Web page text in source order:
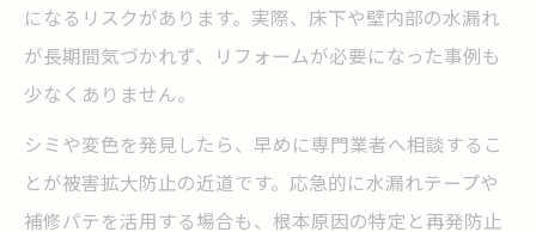
水道からの異常な流量が示す水漏れ原因
水漏れの疑いがあるときの綿密な点検方法
水道トラブル時の初動対応と水漏れ予防策
床下の水漏れが引き起こす危険性と対応策
床下の水漏れによる被害リスクと対策法
になるリスクがあります。実際、床下や壁内部の水漏れ
が長期間気づかれず、リフォームが必要になった事例も
少なくありません。
シミや変色を発見したら、早めに専門業者へ相談するこ
とが被害拡大防止の近道です。応急的に水漏れテープや
補修パテを活用する場合も、根本原因の特定と再発防止